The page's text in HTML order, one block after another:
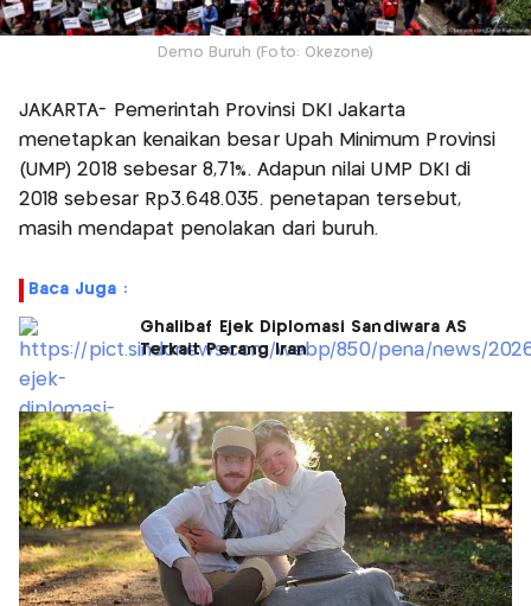
Demo Buruh (Foto: Okezone)
JAKARTA- Pemerintah Provinsi DKI Jakarta
menetapkan kenaikan besar Upah Minimum Provinsi
(UMP) 2018 sebesar 8,71%. Adapun nilai UMP DKI di
2018 sebesar Rp3.648.035. penetapan tersebut,
masih mendapat penolakan dari buruh.
Baca Juga :
Ghalibaf Ejek Diplomasi Sandiwara AS
Terkait Perang Iran